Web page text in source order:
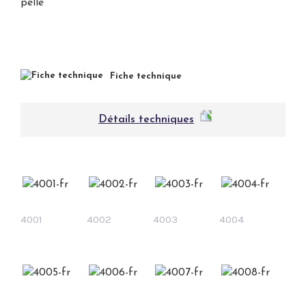
Fiche technique
Détails techniques
4001 4002 4003 4004